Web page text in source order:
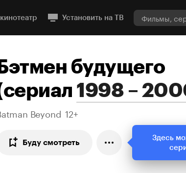
Установить на ТВ
будущего
сериал 1998 –
Beyond 12+
Буду смотреть
Здесь